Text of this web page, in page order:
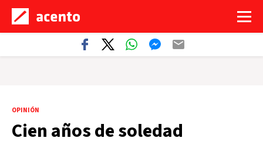
OPINIÓN
Cien años de soledad